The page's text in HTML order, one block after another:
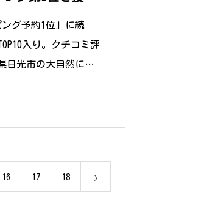
グ予約1位」に続
入り。クチコミ評
日光市の大自然に囲
16 17 18